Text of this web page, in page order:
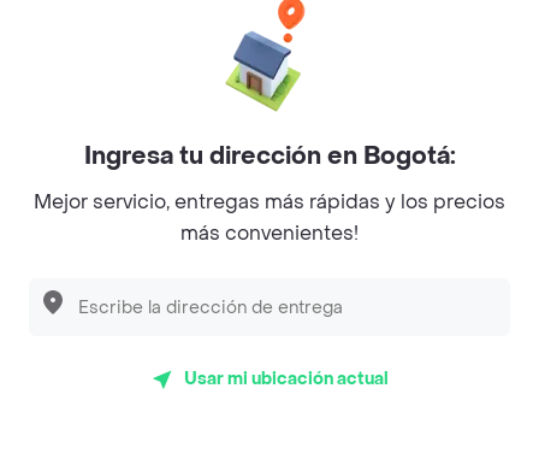
Sobre Rappi
Facebook
Twitter
Instagram
©2026Rappi Inc. All rights reserved.
Ingresa tu dirección en Bogotá:
Mejor servicio, entregas más rápidas y los precios
más convenientes!
Usar mi ubicación actual